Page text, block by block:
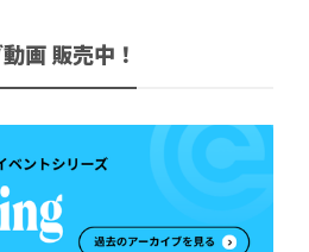
画 販売中！